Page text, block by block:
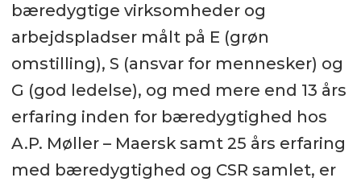
bæredygtige virksomheder og
arbejdspladser målt på E (grøn
omstilling), S (ansvar for mennesker) og
G (god ledelse), og med mere end 13 års
erfaring inden for bæredygtighed hos
A.P. Møller – Maersk samt 25 års erfaring
med bæredygtighed og CSR samlet, er